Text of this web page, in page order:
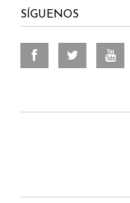
SÍGUENOS